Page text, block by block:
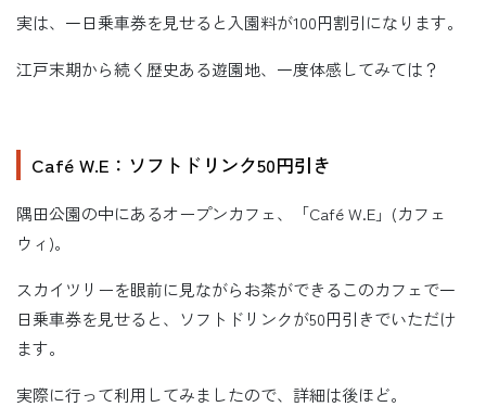
実は、一日乗車券を見せると入園料が100円割引になります。
江戸末期から続く歴史ある遊園地、一度体感してみては？
Café W.E：ソフトドリンク50円引き
隅田公園の中にあるオープンカフェ、「Café W.E」(カフェ
ウィ)。
スカイツリーを眼前に見ながらお茶ができるこのカフェで一
日乗車券を見せると、ソフトドリンクが50円引きでいただけ
ます。
実際に行って利用してみましたので、詳細は後ほど。